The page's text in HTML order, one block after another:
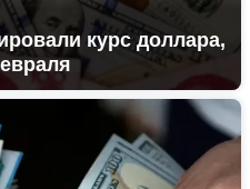
курс доллара,